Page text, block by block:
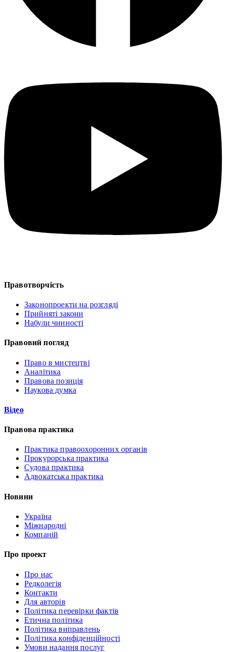
Правотворчість
Законопроекти на розгляді
Прийняті закони
Набули чинності
Правовий погляд
Право в мистецтві
Аналітика
Правова позиція
Наукова думка
Відео
Правова практика
Практика правоохоронних органів
Прокурорська практика
Судова практика
Адвокатська практика
Новини
Україна
Міжнародні
Компаній
Про проект
Про нас
Редколегія
Контакти
Для авторів
Політика перевірки фактів
Етична політика
Політика виправлень
Політика конфіденційності
Умови надання послуг